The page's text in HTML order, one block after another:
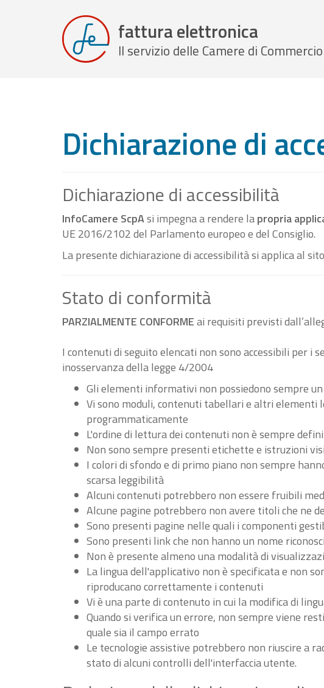
fattura elettronica
Il servizio delle Camere di Commercio
Dichiarazione di
Dichiarazione di accessibilità
InfoCamere ScpAsi impegna a rendere lapropria
UE 2016/2102 del Parlamento europeo e del Consiglio.
La presente dichiarazione di accessibilità si applica al
Stato di conformità
PARZIALMENTE CONFORMEai requisiti previsti
I contenuti di seguito elencati non sono accessibili per i
inosservanza della legge 4/2004
Gli elementi informativi non possiedono sempre
Vi sono moduli, contenuti tabellari e altri
programmaticamente
L'ordine di lettura dei contenuti non è sempre
Non sono sempre presenti etichette e istruzioni
I colori di sfondo e di primo piano non sempre
scarsa leggibilità
Alcuni contenuti potrebbero non essere fruibili
Alcune pagine potrebbero non avere titoli che ne
Sono presenti pagine nelle quali i componenti
Sono presenti link che non hanno un nome
Non è presente almeno una modalità di
La lingua dell'applicativo non è specificata e non
riproducano correttamente i contenuti
Vi è una parte di contenuto in cui la modifica di
Quando si verifica un errore, non sempre viene
quale sia il campo errato
Le tecnologie assistive potrebbero non riuscire a
stato di alcuni controlli dell'interfaccia utente.